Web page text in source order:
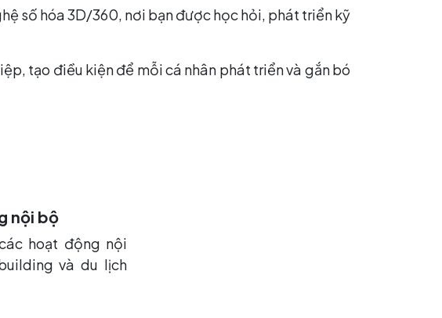
số hóa 3D/360, nơi bạn được học hỏi, phát triển kỹ
tạo điều kiện để mỗi cá nhân phát triển và gắn bó
nội bộ
hoạt động nội
và du lịch